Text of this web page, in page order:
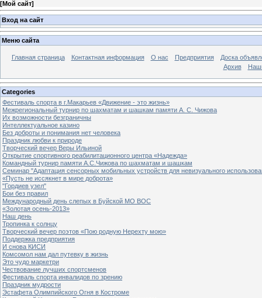
[Мой сайт]
Вход на сайт
Меню сайта
Главная страница Контактная информация О нас Предприятия
Доска
Архив
Categories
Фестиваль спорта в г.Макарьев «Движение - это жизнь»
Межрегиональный турнир по шахматам и шашкам памяти А. С. Чижова
Их возможности безграничны
Интеллектуальное казино
Без доброты и понимания нет человека
Праздник любви к природе
Творческий вечер Веры Ильиной
Открытие спортивного реабилитационного центра «Надежда»
Командный турнир памяти А.С.Чижова по шахматам и шашкам
Семинар "Адаптация сенсорных мобильных устройств для невизуального
«Пусть не иссякнет в мире доброта»
"Гордиев узел"
Бои без правил
Международный день слепых в Буйской МО ВОС
«Золотая осень-2013»
Наш день
Тропинка к солнцу
Творческий вечер поэтов «Пою родную Нерехту мою»
Поддержка предприятия
И снова КИСИ
Комсомол нам дал путевку в жизнь
Это чудо маркетри
Чествование лучших спортсменов
Фестиваль спорта инвалидов по зрению
Праздник мудрости
Эстафета Олимпийского Огня в Костроме